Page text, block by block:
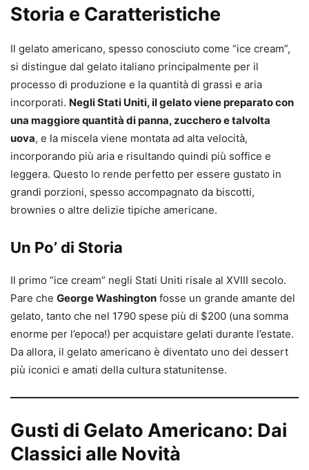
Storia e Caratteristiche
Il gelato americano, spesso conosciuto come “ice cream”,
si distingue dal gelato italiano principalmente per il
processo di produzione e la quantità di grassi e aria
incorporati. Negli Stati Uniti, il gelato viene preparato con
una maggiore quantità di panna, zucchero e talvolta
uova, e la miscela viene montata ad alta velocità,
incorporando più aria e risultando quindi più soffice e
leggera. Questo lo rende perfetto per essere gustato in
grandi porzioni, spesso accompagnato da biscotti,
brownies o altre delizie tipiche americane.
Un Po’ di Storia
Il primo “ice cream” negli Stati Uniti risale al XVIII secolo.
Pare che George Washington fosse un grande amante del
gelato, tanto che nel 1790 spese più di $200 (una somma
enorme per l’epoca!) per acquistare gelati durante l’estate.
Da allora, il gelato americano è diventato uno dei dessert
più iconici e amati della cultura statunitense.
Gusti di Gelato Americano: Dai
Classici alle Novità